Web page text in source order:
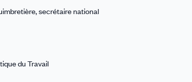
secrétaire national
du Travail